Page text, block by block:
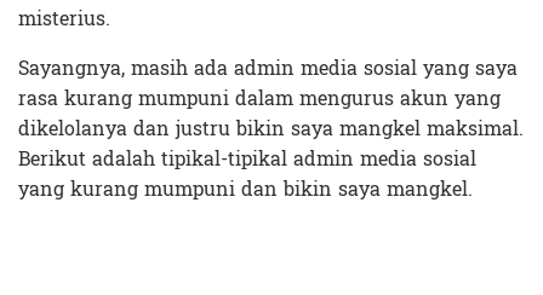
misterius.
Sayangnya, masih ada admin media sosial yang saya
rasa kurang mumpuni dalam mengurus akun yang
dikelolanya dan justru bikin saya mangkel maksimal.
Berikut adalah tipikal-tipikal admin media sosial
yang kurang mumpuni dan bikin saya mangkel.